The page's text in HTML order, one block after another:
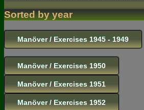
Sorted by year
Manöver / Exercises 1945 - 1949
Manöver / Exercises 1950
Manöver / Exercises 1951
Manöver / Exercises 1952